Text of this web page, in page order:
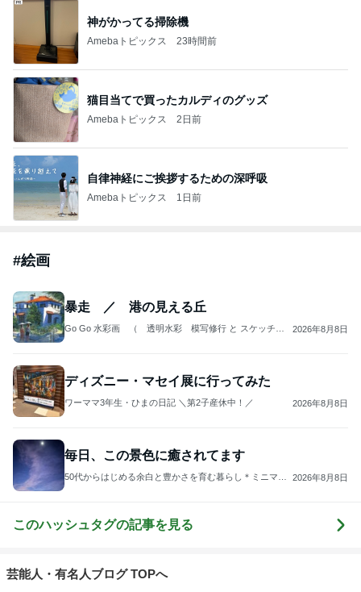
神がかってる掃除機
Amebaトピックス 23時間前
猫目当てで買ったカルディのグッズ
Amebaトピックス 2日前
自律神経にご挨拶するための深呼吸
Amebaトピックス 1日前
#絵画
暴走 ／ 港の見える丘
Go Go 水彩画 （ 透明水彩 模写修行 と スケッチ三
2026年8月8日
ディズニー・マセイ展に行ってみた
ワーママ3年生・ひまの日記 ＼第2子産休中！／ 2026年8月8日
毎日、この景色に癒されてます
50代からはじめる余白と豊かさを育む暮らし＊ミニマリ
2026年8月8日
このハッシュタグの記事を見る
芸能人・有名人ブログ TOPへ